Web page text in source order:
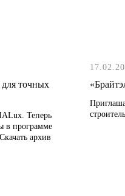
точных
Теперь
в программе
архив